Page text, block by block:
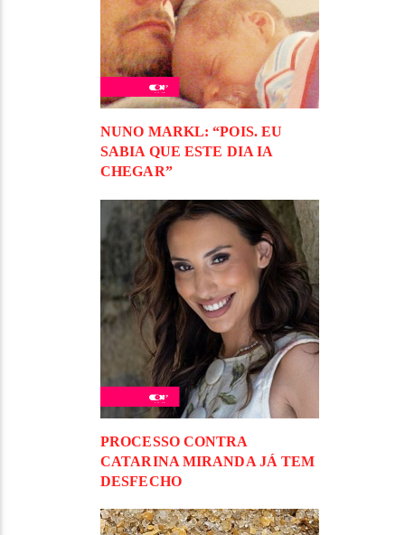
NUNO MARKL: “POIS. EU
SABIA QUE ESTE DIA IA
CHEGAR”
PROCESSO CONTRA
CATARINA MIRANDA JÁ TEM
DESFECHO